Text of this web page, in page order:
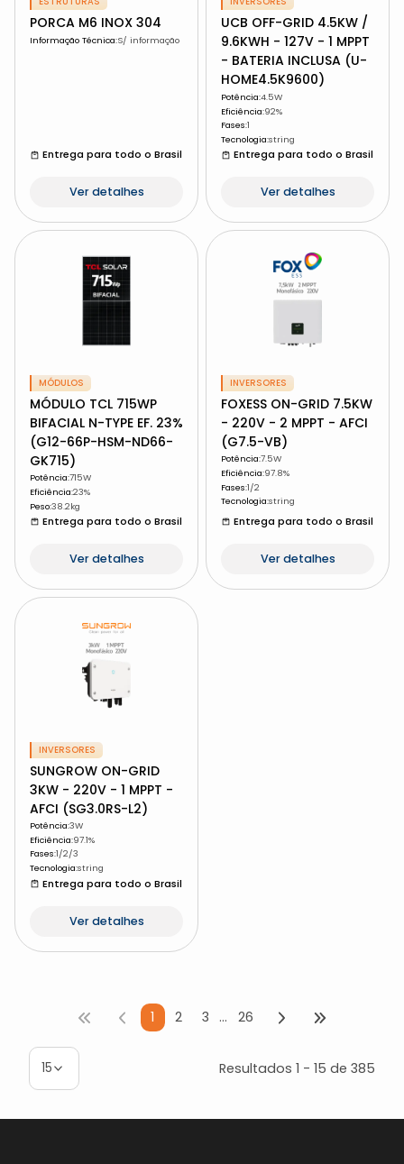
PORCA M6 INOX 304
Informação Técnica:S/ informação
Entrega para todo o Brasil
Ver detalhes
UCB OFF-GRID 4.5KW /
9.6KWH - 127V - 1 MPPT
- BATERIA INCLUSA (U-
HOME4.5K9600)
Potência:4.5W
Eficiência:92%
Fases:1
Tecnologia:string
Entrega para todo o Brasil
Ver detalhes
MÓDULOS
MÓDULO TCL 715WP
BIFACIAL N-TYPE EF. 23%
(G12-66P-HSM-ND66-
GK715)
Potência:715W
Eficiência:23%
Peso:38.2kg
Entrega para todo o Brasil
Ver detalhes
INVERSORES
FOXESS ON-GRID 7.5KW
- 220V - 2 MPPT - AFCI
(G7.5-VB)
Potência:7.5W
Eficiência:97.8%
Fases:1/2
Tecnologia:string
Entrega para todo o Brasil
Ver detalhes
INVERSORES
SUNGROW ON-GRID
3KW - 220V - 1 MPPT -
AFCI (SG3.0RS-L2)
Potência:3W
Eficiência:97.1%
Fases:1/2/3
Tecnologia:string
Entrega para todo o Brasil
Ver detalhes
1 2 3 … 26
15 Resultados 1 - 15 de 385